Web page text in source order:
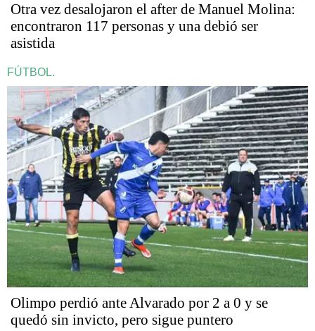
Otra vez desalojaron el after de Manuel Molina:
encontraron 117 personas y una debió ser
asistida
FÚTBOL.
Olimpo perdió ante Alvarado por 2 a 0 y se
quedó sin invicto, pero sigue puntero